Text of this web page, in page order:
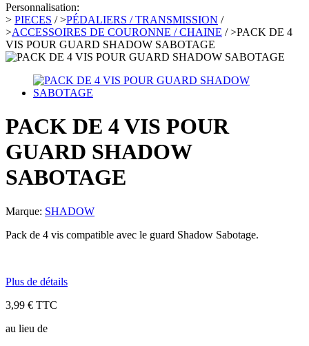
Personnalisation:
> PIECES />PÉDALIERS / TRANSMISSION /
>ACCESSOIRES DE COURONNE / CHAINE />PACK DE 4
VIS POUR GUARD SHADOW SABOTAGE
PACK DE 4 VIS POUR
GUARD SHADOW
SABOTAGE
Marque: SHADOW
Pack de 4 vis compatible avec le guard Shadow Sabotage.
Plus de détails
3,99 € TTC
au lieu de